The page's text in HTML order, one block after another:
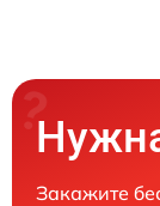
Закажите